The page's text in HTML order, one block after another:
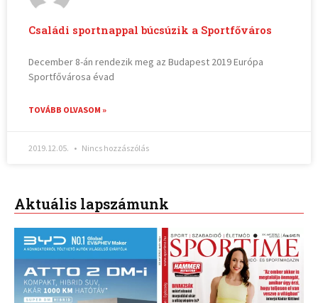
Családi sportnappal búcsúzik a Sportfőváros
December 8-án rendezik meg az Budapest 2019 Európa
Sportfővárosa évad
TOVÁBB OLVASOM »
2019.12.05. Nincs hozzászólás
Aktuális lapszámunk